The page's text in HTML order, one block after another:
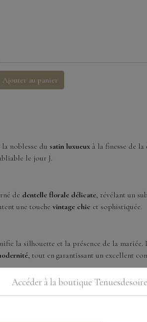
Ajouter au panier
noblesse du satin luxueux à la finesse de la
le jour J.
de dentelle florale délicate, révélant un
une touchevintage chic et sophistiquée.
la silhouette et la présence de la mariée.
, tout en garantissant un excellent
Accéder à la boutique